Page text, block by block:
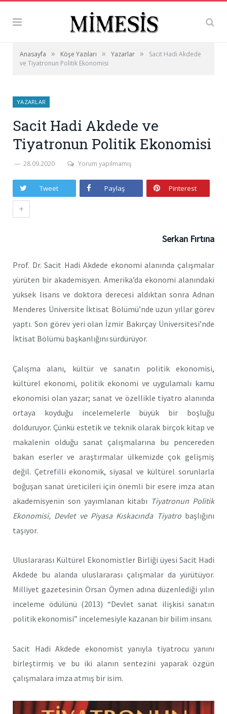
Anasayfa » Köşe Yazıları » Yazarlar »
Sacit Hadi Akdede
ve Tiyatronun Politik Ekonomisi
YAZARLAR
Sacit Hadi Akdede ve
Tiyatronun Politik Ekonomisi
28.09.2020 Yorum yapılmamış
Tweet Paylaş Pinterest
+
Serkan Fırtına
Prof. Dr. Sacit Hadi Akdede ekonomi alanında çalışmalar
yürüten bir akademisyen. Amerika’da ekonomi alanındaki
yüksek lisans ve doktora derecesi aldıktan sonra Adnan
Menderes Üniversite İktisat Bölümü’nde uzun yıllar görev
yaptı. Son görev yeri olan İzmir Bakırçay Üniversitesi’nde
İktisat Bölümü başkanlığını sürdürüyor.
Çalışma alanı, kültür ve sanatın politik ekonomisi,
kültürel ekonomi, politik ekonomi ve uygulamalı kamu
ekonomisi olan yazar; sanat ve özellikle tiyatro alanında
ortaya koyduğu incelemelerle büyük bir boşluğu
dolduruyor. Çünkü estetik ve teknik olarak birçok kitap ve
makalenin olduğu sanat çalışmalarına bu pencereden
bakan eserler ve araştırmalar ülkemizde çok gelişmiş
değil. Çetrefilli ekonomik, siyasal ve kültürel sorunlarla
boğuşan sanat üreticileri için önemli bir esere imza atan
akademisyenin son yayımlanan kitabı Tiyatronun Politik
Ekonomisi, Devlet ve Piyasa Kıskacında Tiyatrobaşlığını
taşıyor.
Uluslararası Kültürel Ekonomistler Birliği üyesi Sacit Hadi
Akdede bu alanda uluslararası çalışmalar da yürütüyor.
Milliyet gazetesinin Örsan Öymen adına düzenlediği yılın
inceleme ödülünü (2013) “Devlet sanat ilişkisi sanatın
politik ekonomisi” incelemesiyle kazanan bir bilim insanı.
Sacit Hadi Akdede ekonomist yanıyla tiyatrocu yanını
birleştirmiş ve bu iki alanın sentezini yaparak özgün
çalışmalara imza atmış bir isim.